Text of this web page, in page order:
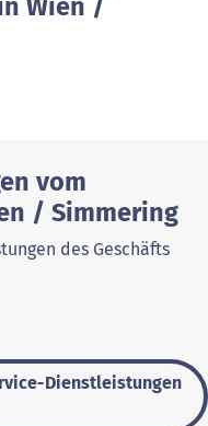
Wien /
vom
/ Simmering
des Geschäfts
Dienstleistungen